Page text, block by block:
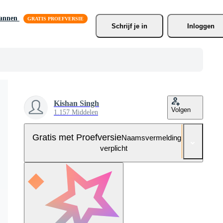
Schrijf je in Inloggen
Kishan Singh
1.157 Middelen Volgen
Gratis met ProefversieNaamsvermelding niet
verplicht